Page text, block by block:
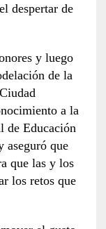
despertar de
y luego
de la
a la
de Educación
aseguró que
que las y los
los retos que